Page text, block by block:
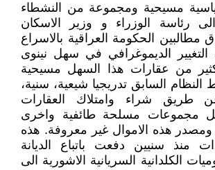
مسيحية ومجموعة من النشطاء
رئاسة الوزراء و وزير الاسكان
مطالبين الحكومة العراقية بالاسراع
الديموغرافي في سهل نينوى
من عقارات هذا السهل مسيحية
السابق تدريجيا شيعية، سنية،
طريق شراء وامتلاك العقارات
مجموعات مسلحة طائفية واخرى
ومصدر هذه الاموال غير معروفة. هذه
منذ سنيين دفعت باتباع الديانة
الكلدانية السريانية الاشورية الى